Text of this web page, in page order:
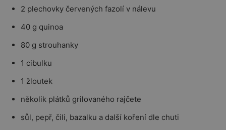
2 plechovky červených fazolí v nálevu
40 g quinoa
80 g strouhanky
1 cibulku
1 žloutek
několik plátků grilovaného rajčete
sůl, pepř, čili, bazalku a další koření dle chuti